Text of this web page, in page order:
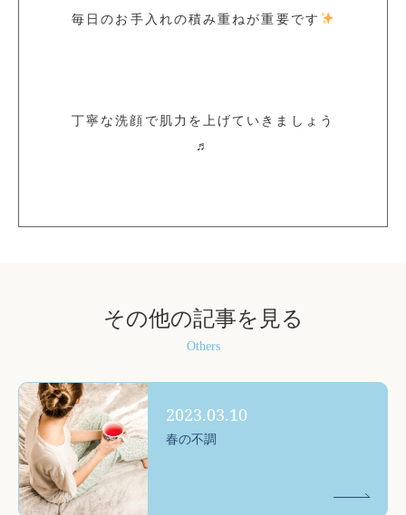
毎日のお手入れの積み重ねが重要です
丁寧な洗顔で肌力を上げていきましょう
♬
その他の記事を見る
Others
2023.03.10
春の不調